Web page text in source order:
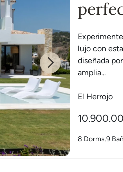
Next
una
lujo con
diseñada
amplia...
El Herrojo
8 Dorms.9